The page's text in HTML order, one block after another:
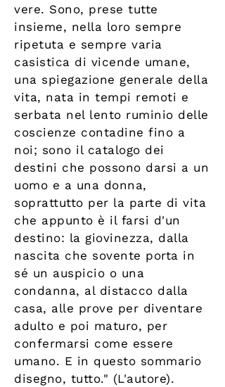
vere. Sono, prese tutte
insieme, nella loro sempre
ripetuta e sempre varia
casistica di vicende umane,
una spiegazione generale della
vita, nata in tempi remoti e
serbata nel lento ruminio delle
coscienze contadine fino a
noi; sono il catalogo dei
destini che possono darsi a un
uomo e a una donna,
soprattutto per la parte di vita
che appunto è il farsi d'un
destino: la giovinezza, dalla
nascita che sovente porta in
sé un auspicio o una
condanna, al distacco dalla
casa, alle prove per diventare
adulto e poi maturo, per
confermarsi come essere
umano. E in questo sommario
disegno, tutto." (L'autore).